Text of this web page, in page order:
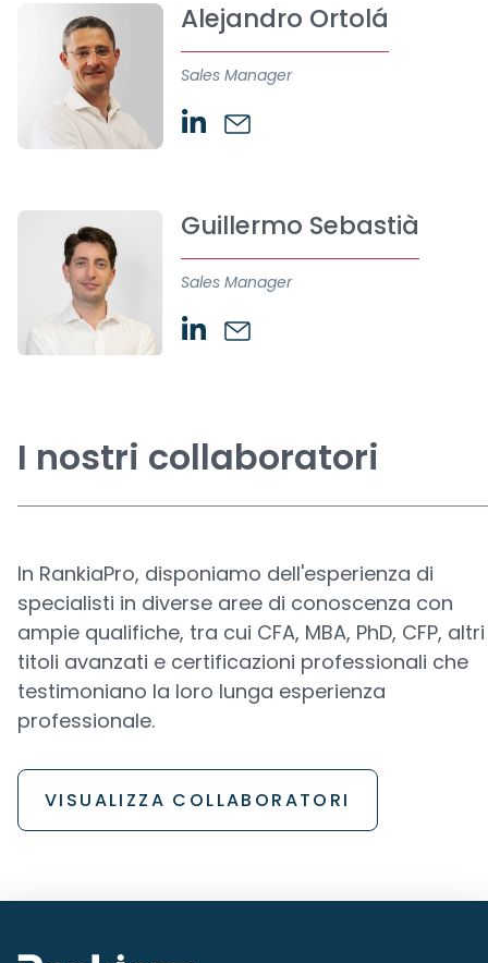
Alejandro Ortolá
Sales Manager
Guillermo Sebastià
Sales Manager
I nostri collaboratori
In RankiaPro, disponiamo dell'esperienza di
specialisti in diverse aree di conoscenza con
ampie qualifiche, tra cui CFA, MBA, PhD, CFP, altri
titoli avanzati e certificazioni professionali che
testimoniano la loro lunga esperienza
professionale.
VISUALIZZA COLLABORATORI